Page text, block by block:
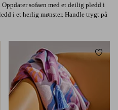
sofaen med et deilig pledd i
i et herlig mønster. Handle trygt på
til favoritter Legg